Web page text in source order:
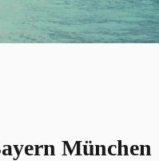
München